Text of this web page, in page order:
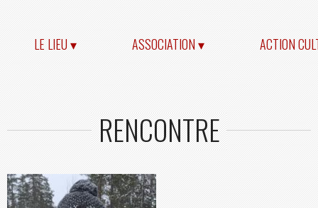
LE LIEU ▾ ASSOCIATION ▾ ACTION
RENCONTRE